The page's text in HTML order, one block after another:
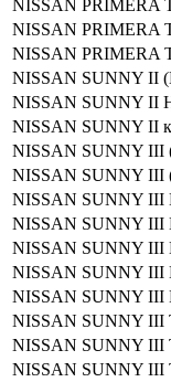
NISSAN PRIMERA
NISSAN PRIMERA
NISSAN PRIMERA
NISSAN SUNNY II
NISSAN SUNNY II
NISSAN SUNNY II
NISSAN SUNNY III
NISSAN SUNNY III
NISSAN SUNNY III
NISSAN SUNNY III
NISSAN SUNNY III
NISSAN SUNNY III
NISSAN SUNNY III
NISSAN SUNNY III
NISSAN SUNNY III
NISSAN SUNNY III